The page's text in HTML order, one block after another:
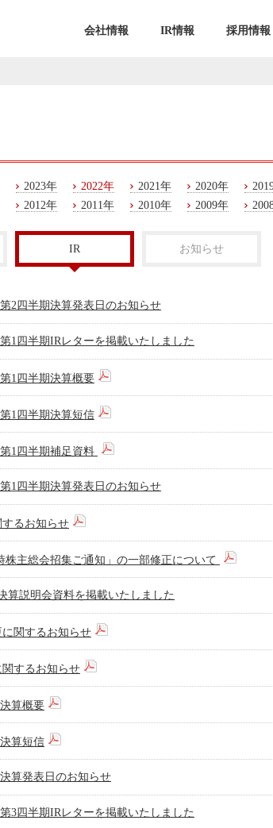
会社情報 IR情報 採用情報
2023年 2022年 2021年 2020年
2012年 2011年 2010年 2009年
IR お知らせ
2四半期決算発表日のお知らせ
1四半期IRレターを掲載いたしました
1四半期決算概要
1四半期決算短信
1四半期補足資料
1四半期決算発表日のお知らせ
るお知らせ
株主総会招集ご通知」の一部修正について
算説明会資料を掲載いたしました
関するお知らせ
するお知らせ
算概要
算短信
算発表日のお知らせ
3四半期IRレターを掲載いたしました